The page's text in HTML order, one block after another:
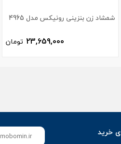
شمشاد زن بنزینی رونیکس مدل 4965
23,659,000 تومان
خرید